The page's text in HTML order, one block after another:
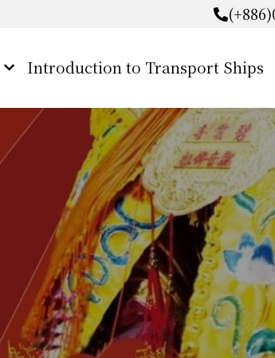
Introduction to Transport Ships